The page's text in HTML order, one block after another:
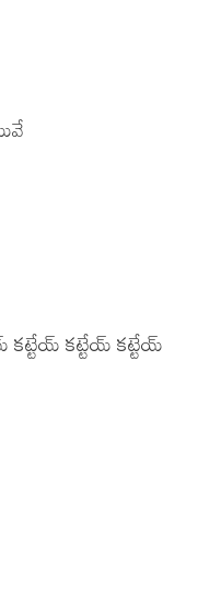
కట్టేయ్ కట్టేయ్